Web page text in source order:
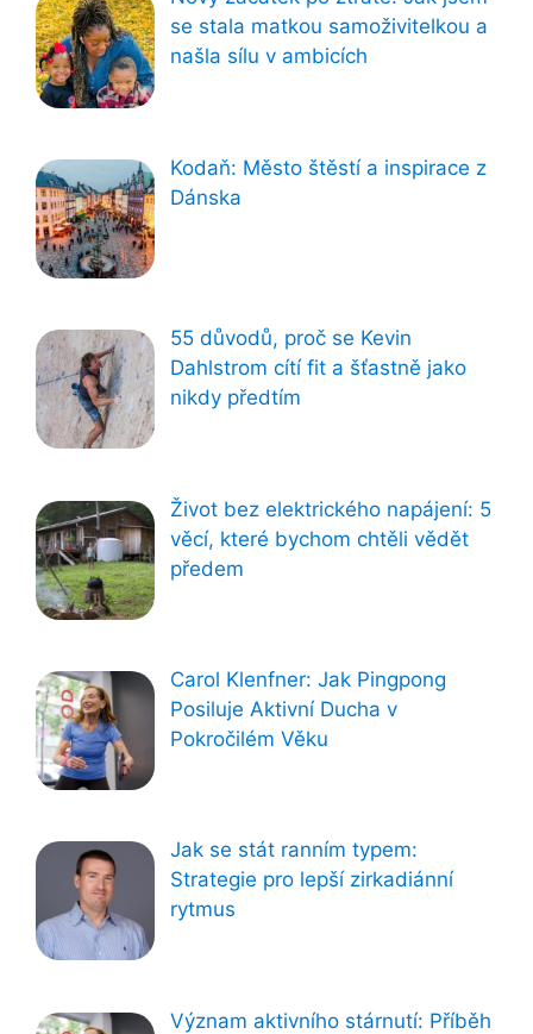
se stala matkou samoživitelkou a
našla sílu v ambicích
Kodaň: Město štěstí a inspirace z
Dánska
55 důvodů, proč se Kevin
Dahlstrom cítí fit a šťastně jako
nikdy předtím
Život bez elektrického napájení: 5
věcí, které bychom chtěli vědět
předem
Carol Klenfner: Jak Pingpong
Posiluje Aktivní Ducha v
Pokročilém Věku
Jak se stát ranním typem:
Strategie pro lepší zirkadiánní
rytmus
Význam aktivního stárnutí: Příběh